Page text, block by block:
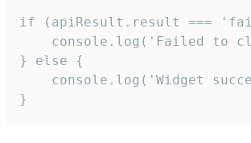
if (apiResult.result ===
console.log('Failed to
} else {
console.log('Widget
}